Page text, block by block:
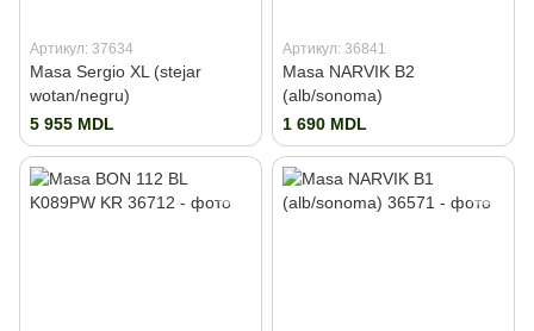
Артикул: 37634
Masa Sergio XL (stejar
wotan/negru)
5 955 MDL
Артикул: 36841
Masa NARVIK B2
(alb/sonoma)
1 690 MDL